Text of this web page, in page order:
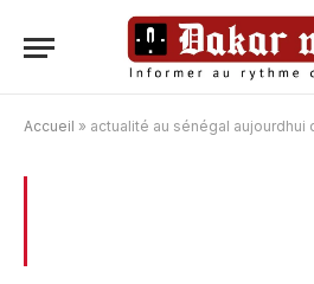
Accueil » actualité au sénégal aujourdhui